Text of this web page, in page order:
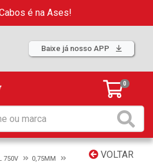
é na Ases!
Baixe já nosso APP
0
VOLTAR
750V
0,75MM